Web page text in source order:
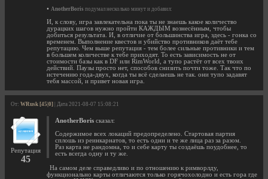
• AnotherBoris подумал несколько минут и добавил:
И, к слову, игра завлекательна пока ты не знаешь какое количество
дурацких шагов нужно пройти КАЖДЫМ вознесённым, чтобы
добиться результата. И, в отличие от большинства игра, здесь - гонка со
временем. Выполнение квестов и убийство противников даёт тебе
репутацию. Чем выше репутация - тем более сильные противники и тем
в большем количестве к тебе приходят. То есть зависимость не от
стоимости базы как в DF или RimWorld, а тупо растёт от всех твоих
действий. Паузы просто нет, способов снизить почти тоже. Так что по
истечению года-двух, когда ты всё сделаешь не так. они тупо задавят
тебя массой, и привет новая игра.
От: WRusk [45|0] | Дата 2021-08-07 15:08:21
Репутация
45
AnotherBoris сказал:
Содержимое всех локаций предопределено. Стартовая партия
сплошь из реинкарнатов, то есть одни и те же лица раз за разом.
Раз карта не рандомна, то и себе карту ты создаёшь поудобнее, то
есть всегда одну и ту же.
На самом деле справедливо и по отношению к римворлду,
функционально карты отличаются только горячохолодно и есть гора где